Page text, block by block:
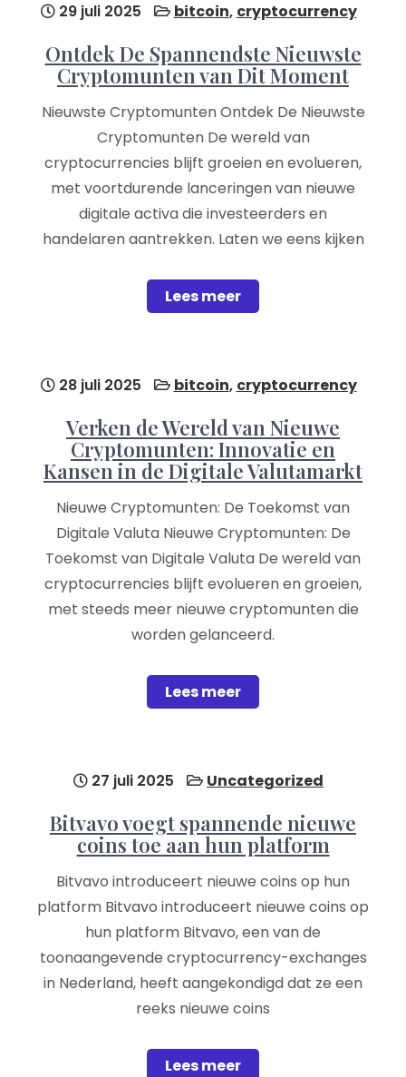
29 juli 2025 bitcoin, cryptocurrency
Ontdek De Spannendste Nieuwste
Cryptomunten van Dit Moment
Nieuwste Cryptomunten Ontdek De Nieuwste
Cryptomunten De wereld van
cryptocurrencies blijft groeien en evolueren,
met voortdurende lanceringen van nieuwe
digitale activa die investeerders en
handelaren aantrekken. Laten we eens kijken
Lees meer
28 juli 2025 bitcoin, cryptocurrency
Verken de Wereld van Nieuwe
Cryptomunten: Innovatie en
Kansen in de Digitale Valutamarkt
Nieuwe Cryptomunten: De Toekomst van
Digitale Valuta Nieuwe Cryptomunten: De
Toekomst van Digitale Valuta De wereld van
cryptocurrencies blijft evolueren en groeien,
met steeds meer nieuwe cryptomunten die
worden gelanceerd.
Lees meer
27 juli 2025 Uncategorized
Bitvavo voegt spannende nieuwe
coins toe aan hun platform
Bitvavo introduceert nieuwe coins op hun
platform Bitvavo introduceert nieuwe coins op
hun platform Bitvavo, een van de
toonaangevende cryptocurrency-exchanges
in Nederland, heeft aangekondigd dat ze een
reeks nieuwe coins
Lees meer